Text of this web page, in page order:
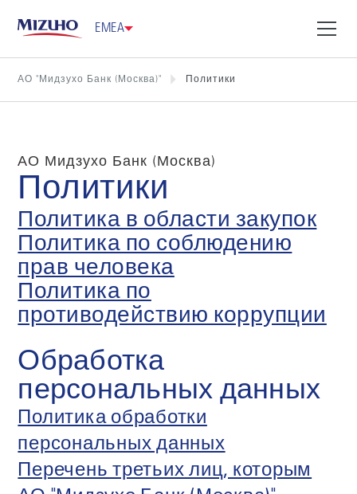
EMEA
АО "Мидзухо Банк (Москва)" Политики
АО Мидзухо Банк (Москва)
Политики
Политика в области закупок
Политика по соблюдению
прав человека
Политика по
противодействию коррупции
Обработка
персональных данных
Политика обработки
персональных данных
Перечень третьих лиц, которым